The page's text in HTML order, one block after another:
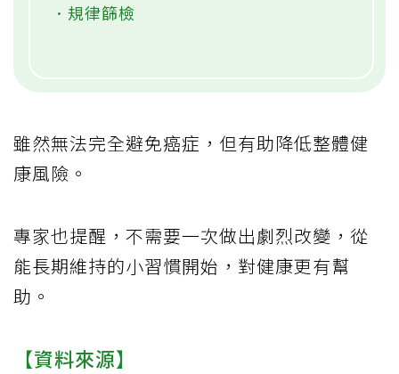
．規律篩檢
雖然無法完全避免癌症，但有助降低整體健
康風險。
專家也提醒，不需要一次做出劇烈改變，從
能長期維持的小習慣開始，對健康更有幫
助。
【資料來源】